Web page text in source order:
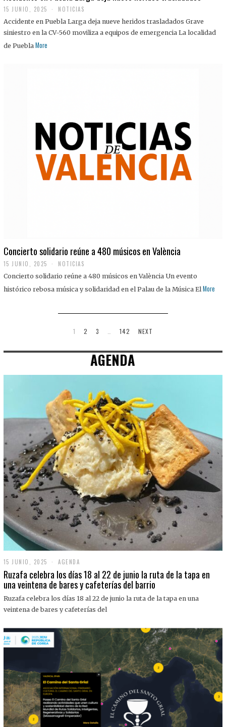
15 JUNIO, 2025 NOTICIAS
Accidente en Puebla Larga deja nueve heridos trasladados Grave
siniestro en la CV-560 moviliza a equipos de emergencia La localidad
de Puebla More
Concierto solidario reúne a 480 músicos en València
15 JUNIO, 2025 NOTICIAS
Concierto solidario reúne a 480 músicos en València Un evento
histórico rebosa música y solidaridad en el Palau de la Música El More
1 2 3 142 NEXT
AGENDA
15 JUNIO, 2025
J
U
I
O
0
2
5
AGENDA
Ruzafa celebra los días 18 al 22 de junio la ruta de la tapa en
una veintena de bares y cafeterías del barrio
Ruzafa celebra los días 18 al 22 de junio la ruta de la tapa en una
veintena de bares y cafeterías del